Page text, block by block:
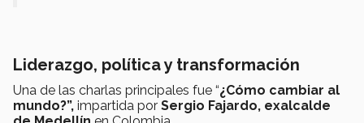
Liderazgo, política y transformación
Una de las charlas principales fue “¿Cómo cambiar al
mundo?”, impartida por Sergio Fajardo, exalcalde